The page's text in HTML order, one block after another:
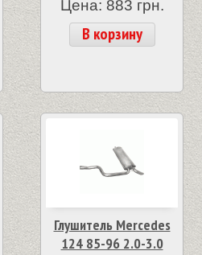
Цена: 883 грн.
В корзину
Глушитель Mercedes
124 85-96 2.0-3.0